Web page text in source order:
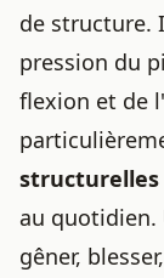
de structure.
pression du
flexion et de
structurelles
au quotidien.
gêner,